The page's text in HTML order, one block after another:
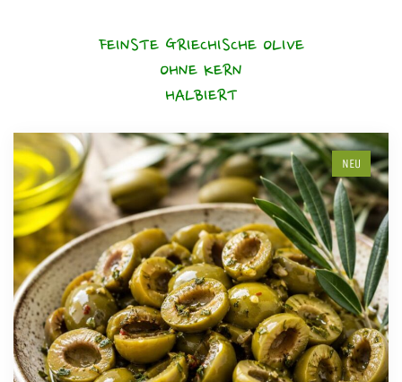
FEINSTE GRIECHISCHE OLIVE
OHNE KERN
HALBIERT
NEU